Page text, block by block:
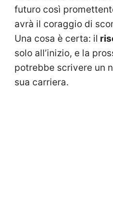
futuro così
avrà il coraggio di
Una cosa è certa: il
solo all’inizio, e la
potrebbe scrivere un
sua carriera.